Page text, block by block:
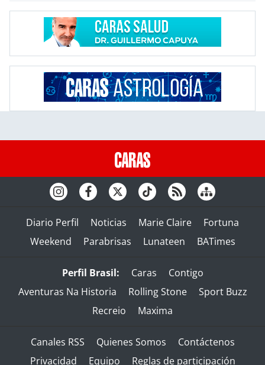
Diario Perfil Noticias Marie Claire
Fortuna
Weekend
Parabrisas Lunateen BATimes
Perfil Brasil: Caras
Contigo
Aventuras Na Historia
Rolling Stone
Sport Buzz
Recreio
Maxima
Canales RSS Quienes Somos
Contáctenos
Privacidad
Equipo Reglas de participación